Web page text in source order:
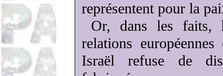
représentent pour la
Or, dans les faits,
relations
Israël refuse de